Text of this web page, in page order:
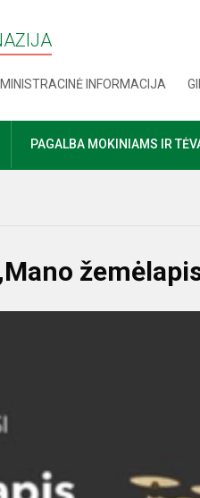
INFORMACIJA
PAGALBA MOKINIAMS IR